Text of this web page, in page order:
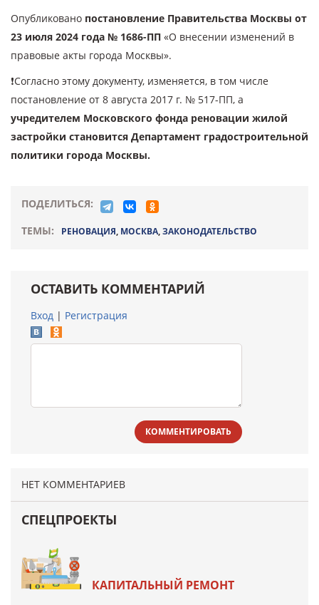
Опубликовано постановление Правительства Москвы от
23 июля 2024 года № 1686-ПП «О внесении изменений в
правовые акты города Москвы».
❗️Согласно этому документу, изменяется, в том числе
постановление от 8 августа 2017 г. № 517-ПП, а
учредителем Московского фонда реновации жилой
застройки становится Департамент градостроительной
политики города Москвы.
ПОДЕЛИТЬСЯ:
ТЕМЫ:
РЕНОВАЦИЯ, МОСКВА,ЗАКОНОДАТЕЛЬСТВО
ОСТАВИТЬ КОММЕНТАРИЙ
Вход | Регистрация
КОММЕНТИРОВАТЬ
НЕТ КОММЕНТАРИЕВ
СПЕЦПРОЕКТЫ
КАПИТАЛЬНЫЙ РЕМОНТ